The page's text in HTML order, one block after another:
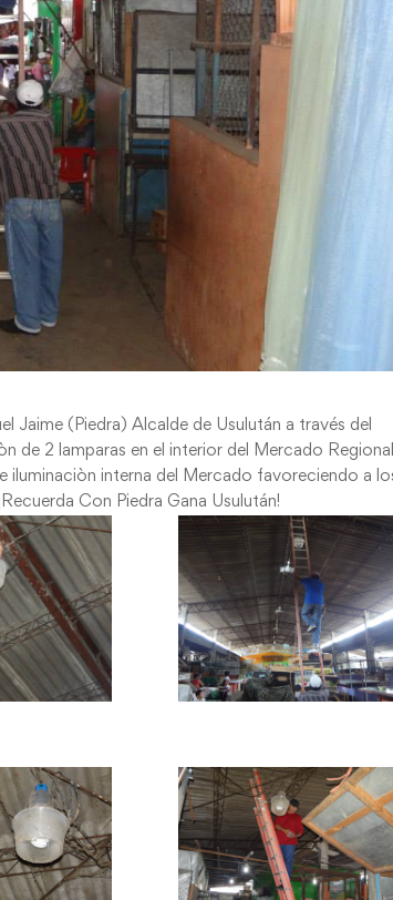
Jaime (Piedra) Alcalde de Usulután a través del
de 2 lamparas en el interior del Mercado
iluminaciòn interna del Mercado favoreciendo a
Con Piedra Gana Usulután!